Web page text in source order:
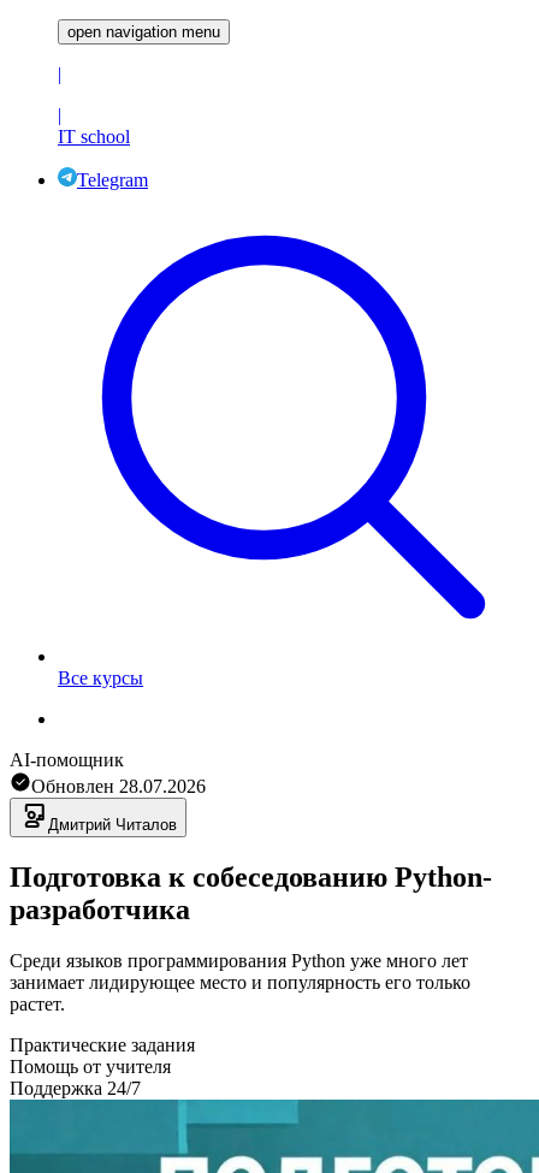
open navigation menu
|
|
IT school
Telegram
Все курсы
AI-помощник
Обновлен 28.07.2026
Дмитрий Читалов
Подготовка к собеседованию Python-
разработчика
Среди языков программирования Python уже много лет
занимает лидирующее место и популярность его только
растет.
Практические задания
Помощь от учителя
Поддержка 24/7